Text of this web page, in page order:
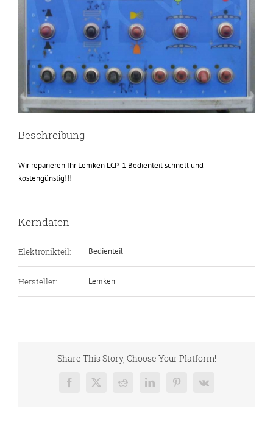
Beschreibung
Wir reparieren Ihr Lemken LCP-1 Bedienteil schnell und
kostengünstig!!!
Kerndaten
Elektronikteil: Bedienteil
Hersteller: Lemken
Share This Story, Choose Your Platform!
Facebook
X RedditLinkedInPinterest
Vk